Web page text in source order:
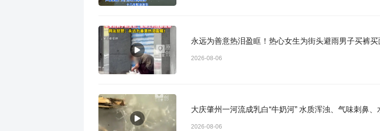
永远为善意热泪盈眶！热心女生为街头避雨男子买裤
2026-08-06
大庆肇州一河流成乳白“牛奶河” 水质浑浊、气味刺鼻
2026-08-06